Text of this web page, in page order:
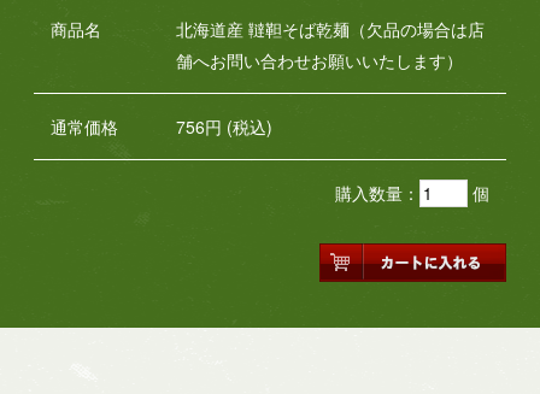
商品名
北海道産 韃靼そば乾麺（欠品の場合は店
舗へお問い合わせお願いいたします）
通常価格 756円 (税込)
購入数量： 個